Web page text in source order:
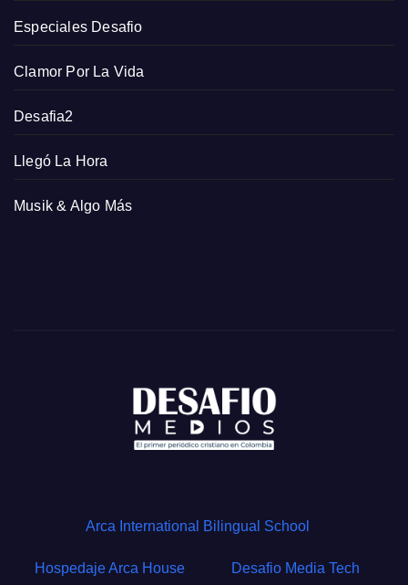
Especiales Desafio
Clamor Por La Vida
Desafia2
Llegó La Hora
Musik & Algo Más
Arca International Bilingual School
Hospedaje Arca House Desafio Media Tech